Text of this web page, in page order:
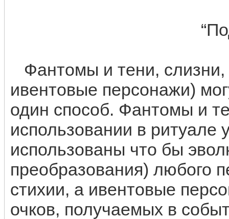
Фантомы и тени,
ивентовые персонажи)
один способ. Фантомы и
использовании в ритуале
использованы что бы
преобразования) любого
стихии, а ивентовые
очков, получаемых в